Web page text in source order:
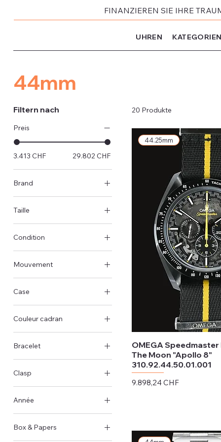
FINANZIEREN SIE IHRE
UHREN KATEGORIEN
44mm
Filtern nach
Preis
3.413 CHF 29.802 CHF
Brand
IWC
Taille
Condition
Gebraucht - Sehr gut
Mouvement
Handaufzug
Case
Titan-Gehäuse
Couleur cadran
Blau
Bracelet
Kautschuk
Nylon
Clasp
Doppelfaltschliesse
Année
2023
Box & Papers
20 Produkte
44.25mm
OMEGA
The Moon "Apollo 8"
310.92.44.50.01.001
Preis
9.898,24 CHF